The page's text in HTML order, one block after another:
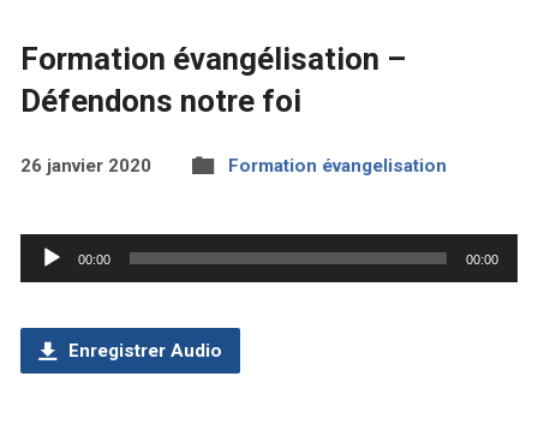
Formation évangélisation –
Défendons notre foi
26 janvier 2020 Formation évangelisation
Lecteur
audio
00:00 00:00
Enregistrer Audio